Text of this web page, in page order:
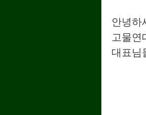
안녕하
고물연
대표님